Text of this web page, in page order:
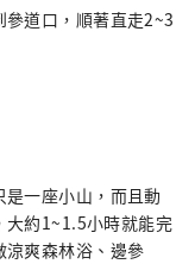
道口，順著直走2~3
一座小山，而且動
大約1~1.5小時就能完
涼爽森林浴、邊參